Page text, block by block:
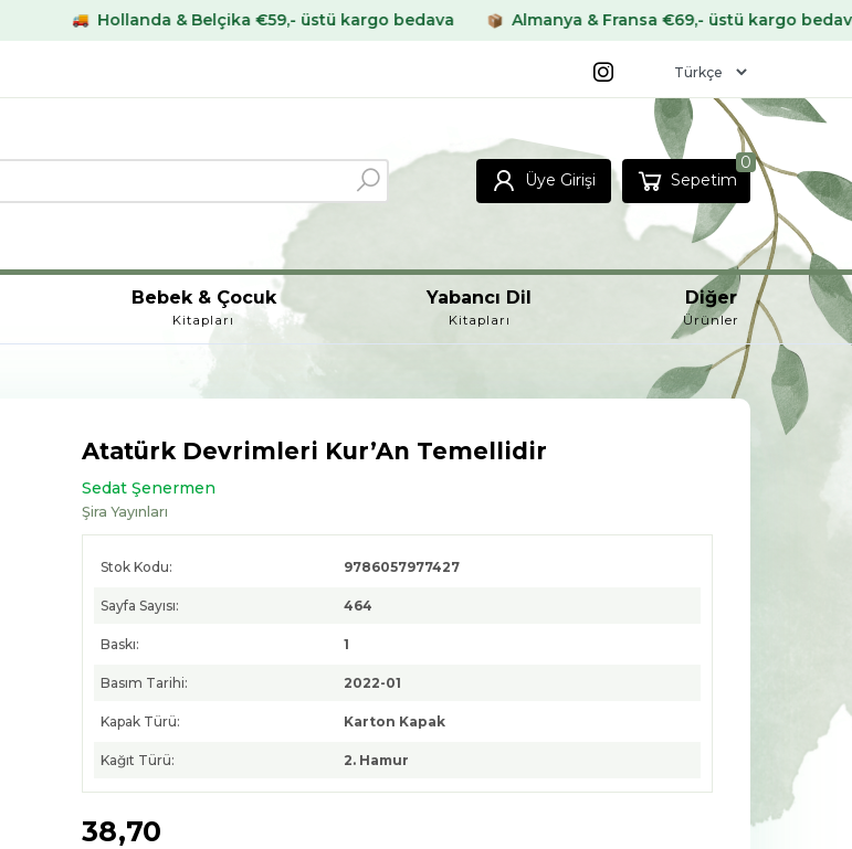
& Belçika €59,- üstü kargo bedava Almanya & Fransa €69,- üstü kargo bedava Diğer
Üye Girişi Sepetim
0
Bebek & Çocuk
Kitapları
Yabancı Dil
Kitapları
Diğer
Ürünler
Atatürk Devrimleri Kur’An Temellidir
Sedat Şenermen
Şira Yayınları
Stok Kodu: 9786057977427
Sayfa Sayısı: 464
Baskı: 1
Basım Tarihi: 2022-01
Kapak Türü: Karton Kapak
Kağıt Türü: 2. Hamur
38,70